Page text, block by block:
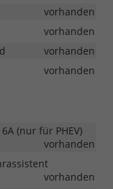
vorhanden
vorhanden
vorhanden
vorhanden
(nur für PHEV)
vorhanden
vorhanden